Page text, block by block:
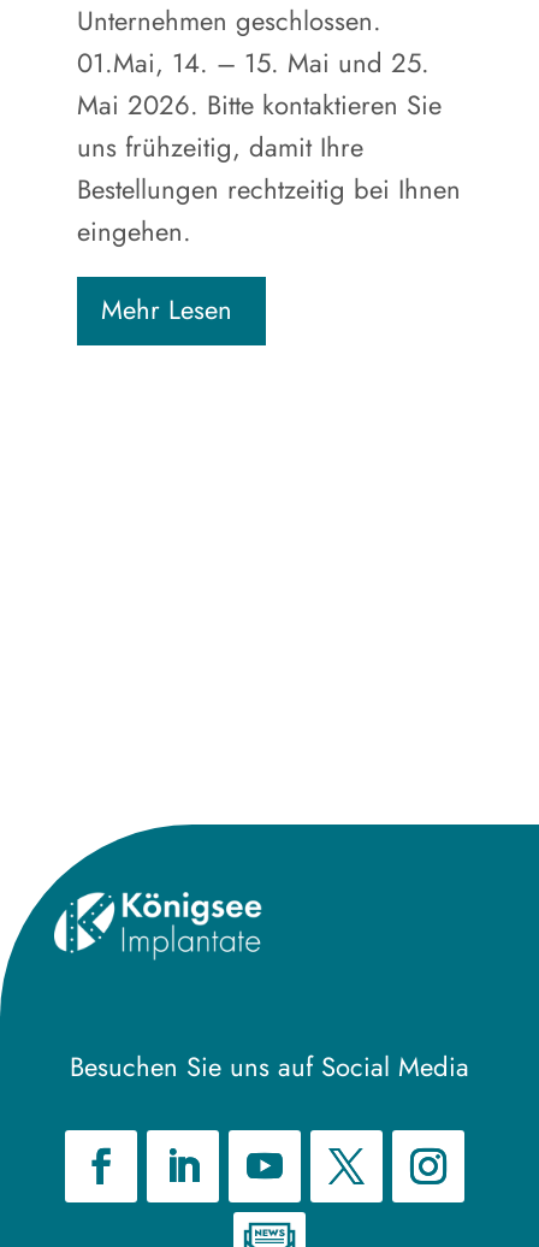
Unternehmen geschlossen.
01.Mai, 14. – 15. Mai und 25.
Mai 2026. Bitte kontaktieren Sie
uns frühzeitig, damit Ihre
Bestellungen rechtzeitig bei Ihnen
eingehen.
Mehr Lesen
Besuchen Sie uns auf Social Media